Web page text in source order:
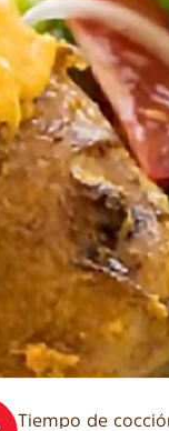
Tiempo de